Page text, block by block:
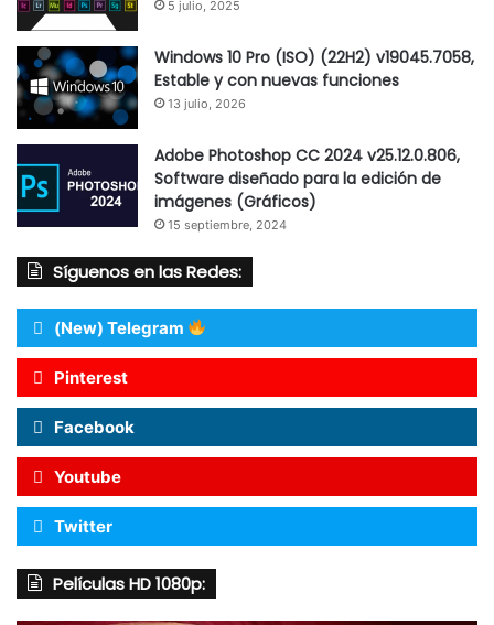
5 julio, 2025
Windows 10 Pro (ISO) (22H2) v19045.7058,
Estable y con nuevas funciones
13 julio, 2026
Adobe Photoshop CC 2024 v25.12.0.806,
Software diseñado para la edición de
imágenes (Gráficos)
15 septiembre, 2024
Síguenos en las Redes:
(New) Telegram
Pinterest
Facebook
Youtube
Twitter
Películas HD 1080p: